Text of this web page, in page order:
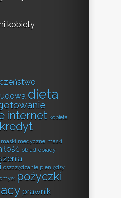
kobiety
dieta
internet kobieta
kredyt
maski medyczne maski
obiad obiady
oszczędzanie pieniędzy
pożyczki
prawnik